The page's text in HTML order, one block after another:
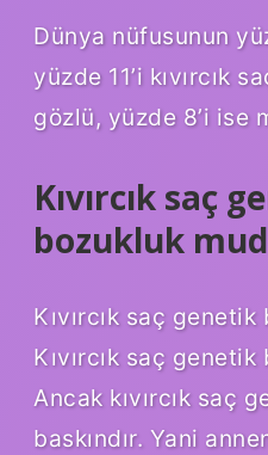
Dünya nüfusunun
yüzde 11’i kıvırcık
gözlü, yüzde 8’i ise
Kıvırcık saç
bozukluk
Kıvırcık saç
Kıvırcık saç
Ancak kıvırcık saç
baskındır. Yani